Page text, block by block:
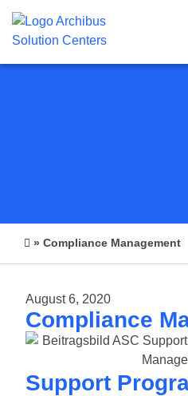
» Compliance Management
August 6, 2020
Compliance
Support